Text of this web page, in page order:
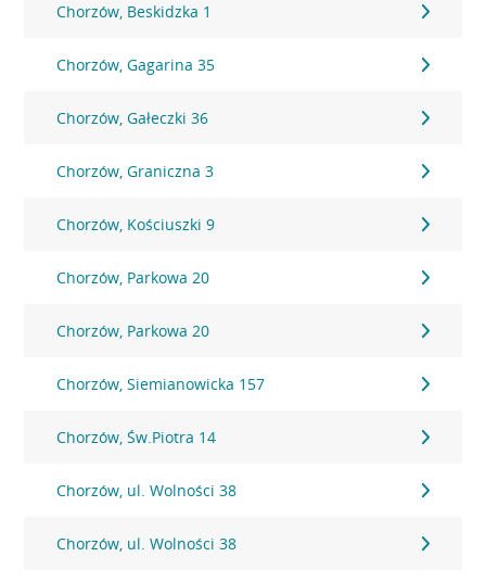
Chorzów, Beskidzka 1
Chorzów, Gagarina 35
Chorzów, Gałeczki 36
Chorzów, Graniczna 3
Chorzów, Kościuszki 9
Chorzów, Parkowa 20
Chorzów, Parkowa 20
Chorzów, Siemianowicka 157
Chorzów, Św.Piotra 14
Chorzów, ul. Wolności 38
Chorzów, ul. Wolności 38